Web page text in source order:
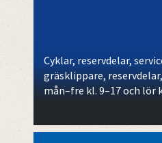
Cyklar, reservdelar,
gräsklippare,
mån–fre kl. 9–17 och lör